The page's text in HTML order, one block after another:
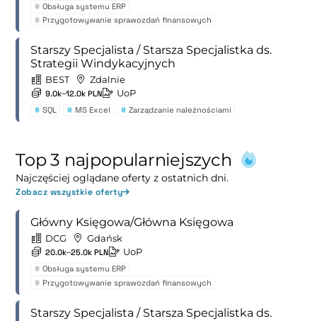
# Obsługa systemu ERP
# Przygotowywanie sprawozdań finansowych
Starszy Specjalista / Starsza Specjalistka ds.
Strategii Windykacyjnych
BEST Zdalnie
9.0k–12.0k PLN UoP
# SQL # MS Excel # Zarządzanie należnościami
Top 3 najpopularniejszych
Najczęściej oglądane oferty z ostatnich dni.
Zobacz wszystkie oferty
Główny Księgowa/Główna Księgowa
DCG Gdańsk
20.0k–25.0k PLN UoP
# Obsługa systemu ERP
# Przygotowywanie sprawozdań finansowych
Starszy Specjalista / Starsza Specjalistka ds.